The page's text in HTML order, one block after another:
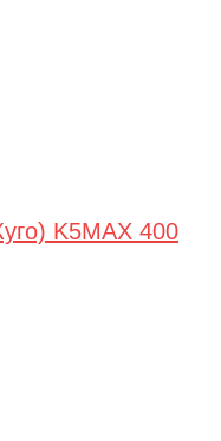
K5MAX 400